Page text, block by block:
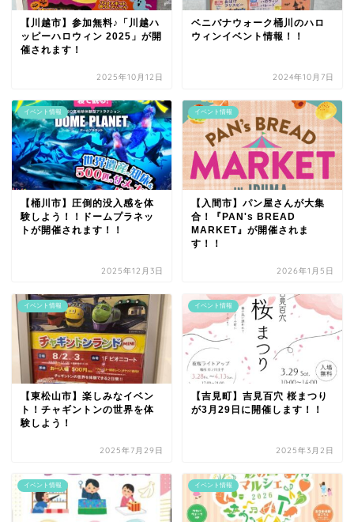
【川越市】参加無料♪「川越ハ
ッピーハロウィン 2025」が開
催されます！
2025年10月12日
ベニバナウォーク桶川のハロ
ウィンイベント情報！！
2024年10月7日
イベント情報
【桶川市】圧倒的没入感を体
験しよう！！ドームプラネッ
トが開催されます！！
2025年12月3日
イベント情報
【入間市】パン屋さんが大集
合！『PAN's BREAD
MARKET』が開催されま
す！！
2026年1月5日
イベント情報
【東松山市】楽しみなイベン
ト！チャギントンの世界を体
験しよう！
2025年7月29日
イベント情報
【吉見町】吉見百穴 桜まつり
が3月29日に開催します！！
2025年3月2日
イベント情報 イベント情報